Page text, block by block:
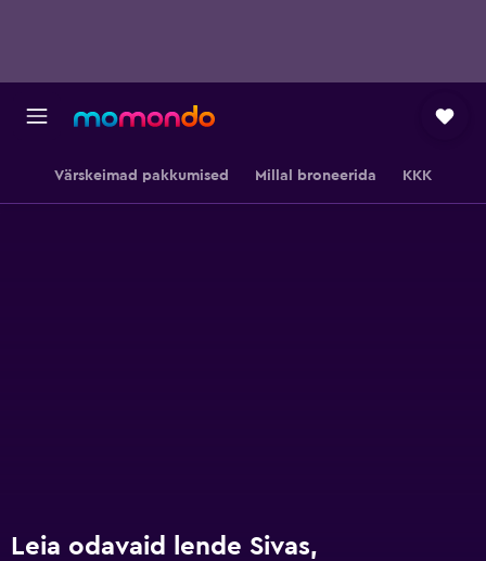
Värskeimad pakkumised Millal broneerida KKK
Leia odavaid lende Sivas,